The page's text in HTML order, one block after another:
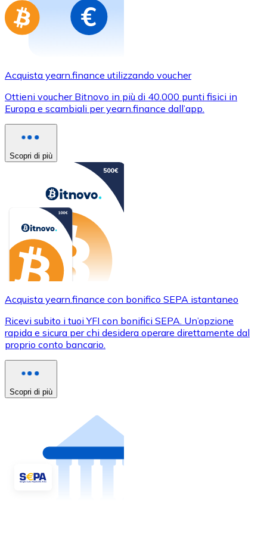
Acquista yearn.finance utilizzando voucher
Ottieni voucher Bitnovo in più di 40.000 punti fisici in
Europa e scambiali per yearn.finance dall’app.
Scopri di più
Acquista yearn.finance con bonifico SEPA istantaneo
Ricevi subito i tuoi YFI con bonifici SEPA. Un’opzione
rapida e sicura per chi desidera operare direttamente dal
proprio conto bancario.
Scopri di più